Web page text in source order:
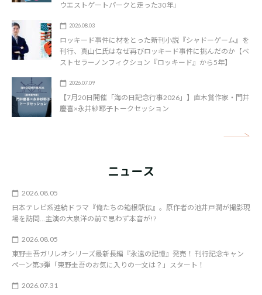
ウエストゲートパークと走った30年」
2026.08.03
ロッキード事件に材をとった新刊小説『シャドーゲーム』を
刊行、真山仁氏はなぜ再びロッキード事件に挑んだのか【ベ
ストセラーノンフィクション『ロッキード』から5年】
2026.07.09
【7月20日開催「海の日記念行事2026」】直木賞作家・門井
慶喜×永井紗耶子トークセッション
ニュース
2026.08.05
日本テレビ系連続ドラマ『俺たちの箱根駅伝』。原作者の池井戸潤が撮影現
場を訪問…主演の大泉洋の前で思わず本音が!?
2026.08.05
東野圭吾ガリレオシリーズ最新長編『永遠の記憶』発売！ 刊行記念キャン
ペーン第3弾「東野圭吾のお気に入りの一文は？」スタート！
2026.07.31